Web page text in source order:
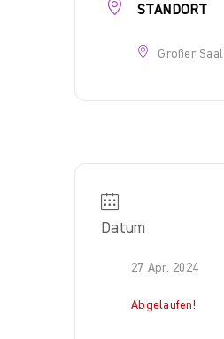
STANDORT
Großer Saal
Datum
27 Apr. 2024
Abgelaufen!